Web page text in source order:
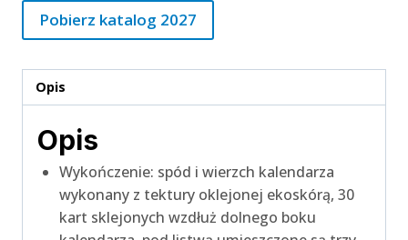
Pobierz katalog 2027
Opis
Opis
Wykończenie: spód i wierzch kalendarza
wykonany z tektury oklejonej ekoskórą, 30
kart sklejonych wzdłuż dolnego boku